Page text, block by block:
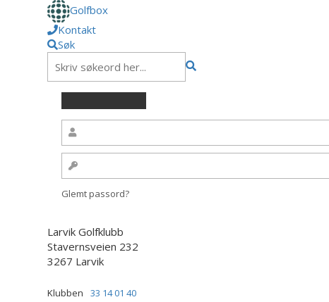
Golfbox
Kontakt
Søk
Glemt passord?
Larvik Golfklubb
Stavernsveien 232
3267 Larvik
Klubben 33 14 01 40